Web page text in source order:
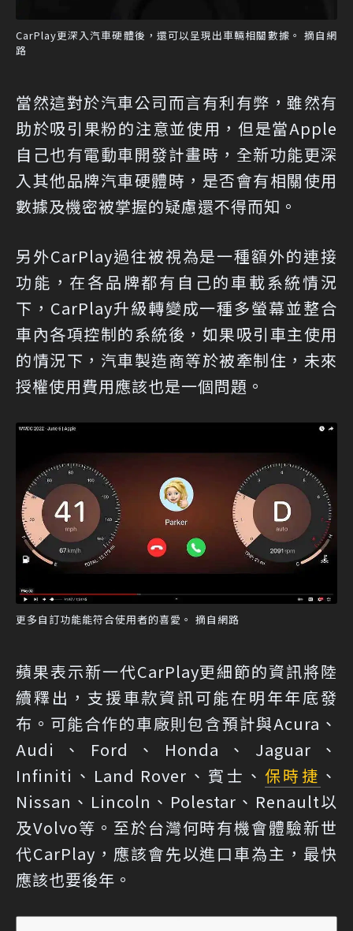
CarPlay更深入汽車硬體後，還可以呈現出車輛相關數據。 摘自網
路
當然這對於汽車公司而言有利有弊，雖然有
助於吸引果粉的注意並使用，但是當Apple
自己也有電動車開發計畫時，全新功能更深
入其他品牌汽車硬體時，是否會有相關使用
數據及機密被掌握的疑慮還不得而知。
另外CarPlay過往被視為是一種額外的連接
功能，在各品牌都有自己的車載系統情況
下，CarPlay升級轉變成一種多螢幕並整合
車內各項控制的系統後，如果吸引車主使用
的情況下，汽車製造商等於被牽制住，未來
授權使用費用應該也是一個問題。
更多自訂功能能符合使用者的喜愛。 摘自網路
蘋果表示新一代CarPlay更細節的資訊將陸
續釋出，支援車款資訊可能在明年年底發
布。可能合作的車廠則包含預計與Acura、
Audi、Ford、Honda、Jaguar、
Infiniti、Land Rover、賓士、 保時捷 、
Nissan、Lincoln、Polestar、Renault以
及Volvo等。至於台灣何時有機會體驗新世
代CarPlay，應該會先以進口車為主，最快
應該也要後年。